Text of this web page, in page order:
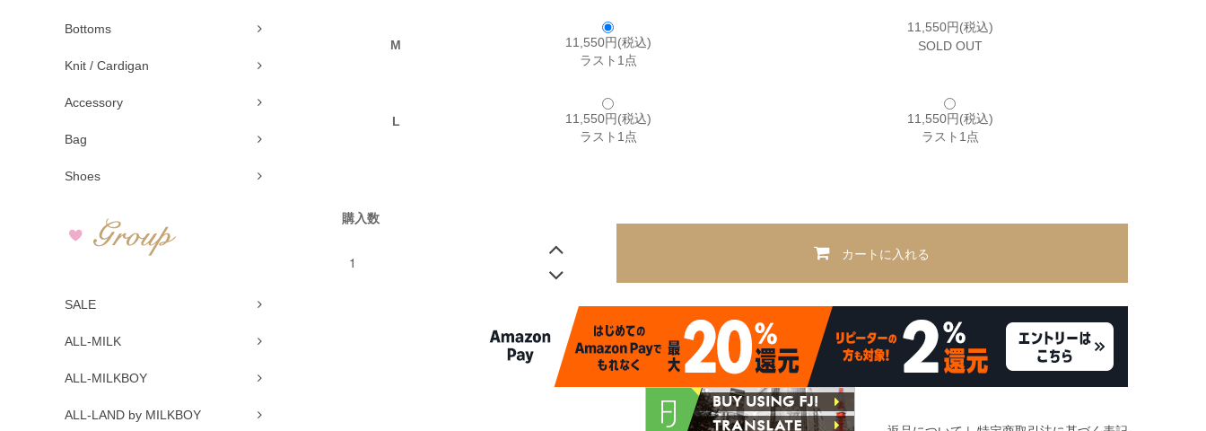
Bottoms
Knit / Cardigan
Accessory
Bag
Shoes
SALE
ALL-MILK
ALL-MILKBOY
ALL-LAND by MILKBOY
M
11,550円(税込)
ラスト1点
11,550円(税込)
SOLD OUT
L
11,550円(税込)
ラスト1点
11,550円(税込)
ラスト1点
購入数
カートに入れる